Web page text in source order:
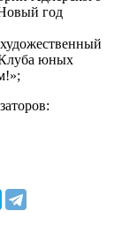
год
юных